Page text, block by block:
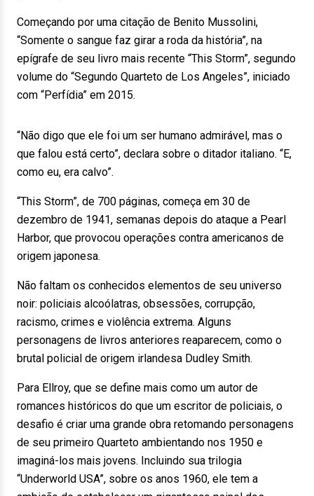
Começando por uma citação de Benito Mussolini,
“Somente o sangue faz girar a roda da história”, na
epígrafe de seu livro mais recente “This Storm”, segundo
volume do “Segundo Quarteto de Los Angeles”, iniciado
com “Perfídia” em 2015.
“Não digo que ele foi um ser humano admirável, mas o
que falou está certo”, declara sobre o ditador italiano. “E,
como eu, era calvo”.
“This Storm”, de 700 páginas, começa em 30 de
dezembro de 1941, semanas depois do ataque a Pearl
Harbor, que provocou operações contra americanos de
origem japonesa.
Não faltam os conhecidos elementos de seu universo
noir: policiais alcoólatras, obsessões, corrupção,
racismo, crimes e violência extrema. Alguns
personagens de livros anteriores reaparecem, como o
brutal policial de origem irlandesa Dudley Smith.
Para Ellroy, que se define mais como um autor de
romances históricos do que um escritor de policiais, o
desafio é criar uma grande obra retomando personagens
de seu primeiro Quarteto ambientando nos 1950 e
imaginá-los mais jovens. Incluindo sua trilogia
“Underworld USA”, sobre os anos 1960, ele tem a